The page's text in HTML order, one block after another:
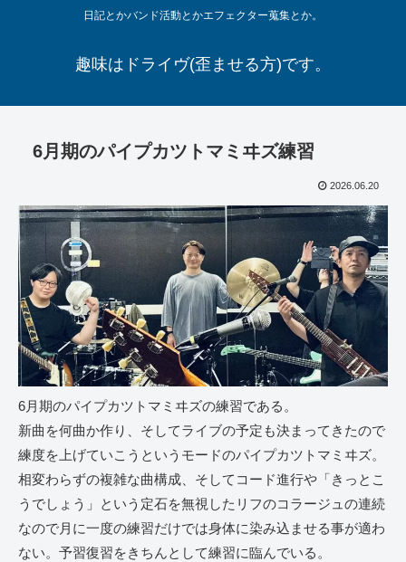
日記とかバンド活動とかエフェクター蒐集とか。
趣味はドライヴ(歪ませる方)です。
6月期のパイプカツトマミヰズ練習
2026.06.20
6月期のパイプカツトマミヰズの練習である。
新曲を何曲か作り、そしてライブの予定も決まってきたので
練度を上げていこうというモードのパイプカツトマミヰズ。
相変わらずの複雑な曲構成、そしてコード進行や「きっとこ
うでしょう」という定石を無視したリフのコラージュの連続
なので月に一度の練習だけでは身体に染み込ませる事が適わ
ない。予習復習をきちんとして練習に臨んでいる。